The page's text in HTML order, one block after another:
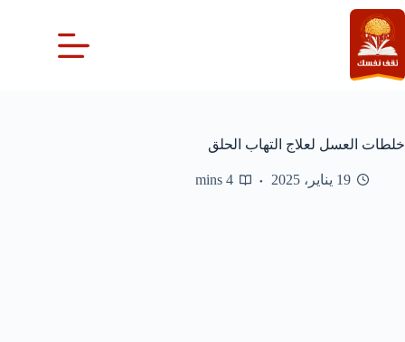
التجاوز
إلى
المحتوى
خلطات العسل لعلاج التهاب الحلق
19 يناير، 2025 4 mins